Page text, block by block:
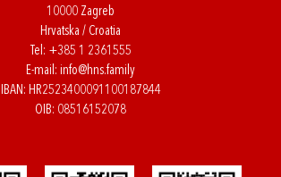
10000 Zagreb
Hrvatska / Croatia
Tel: +385 1 2361555
E-mail: info@hns.family
IBAN: HR2523400091100187844
OIB: 08516152078